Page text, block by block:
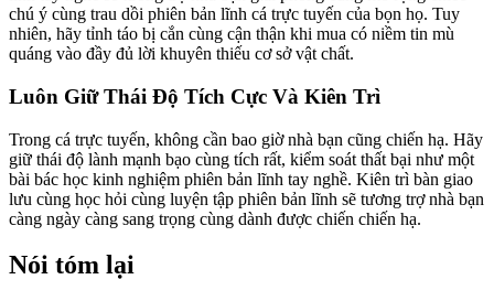
chú ý cùng trau dồi phiên bản lĩnh cá trực tuyến của bọn họ. Tuy
nhiên, hãy tỉnh táo bị cắn cùng cận thận khi mua có niềm tin mù
quáng vào đầy đủ lời khuyên thiếu cơ sở vật chất.
Luôn Giữ Thái Độ Tích Cực Và Kiên Trì
Trong cá trực tuyến, không cần bao giờ nhà bạn cũng chiến hạ. Hãy
giữ thái độ lành mạnh bạo cùng tích rất, kiểm soát thất bại như một
bài bác học kinh nghiệm phiên bản lĩnh tay nghề. Kiên trì bàn giao
lưu cùng học hỏi cùng luyện tập phiên bản lĩnh sẽ tương trợ nhà bạn
càng ngày càng sang trọng cùng dành được chiến chiến hạ.
Nói tóm lại